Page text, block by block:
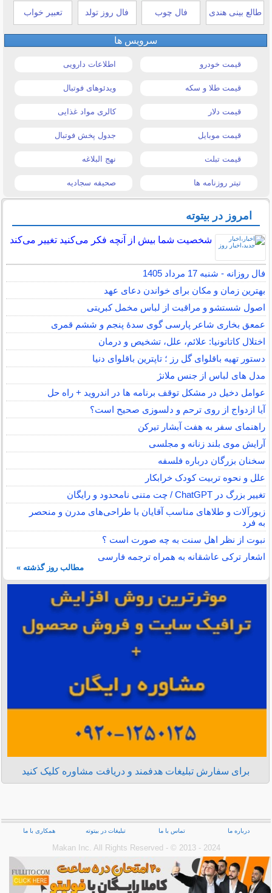
طالع بینی هندی فال چوب فال روز تولد تعبیر خواب
سرویس ها
قیمت خودرو اطلاعات دارویی
قیمت طلا و سکه ویدئوهای فوتبال
قیمت دلار کالری مواد غذایی
قیمت موبایل جدول پخش فوتبال
قیمت تبلت نهج البلاغه
تیتر روزنامه ها صحیفه سجادیه
امروز در بیتوته
شخصیت شما بیش از آنچه فکر می‌کنید تغییر می‌کند
فال روزانه - شنبه 17 مرداد 1405
بهترین زمان و مکان برای خواندن دعای عهد
اصول شستشو و مراقبت از لباس مخمل کبریتی
عمعق بخاری شاعر پارسی گوی سدهٔ پنجم و ششم قمری
اختلال کاتاتونیا: علائم، علل، تشخیص و درمان
دستور تهیه باقلوای گل رز ؛ تاپترین باقلوای دنیا
مدل های لباس از جنس ملانژ
عوامل دخیل در مشکل توقف برنامه ها در اندروید + راه حل
آیا ازدواج از روی ترحم و دلسوزی صحیح است؟
راهنمای سفر به هفت آبشار تیرکن
آرایش موی بلند زنانه و مجلسی
سخنان بزرگان درباره فلسفه
علل و نحوه تربیت کودک خرابکار
تغییر بزرگ در ChatGPT / چت متنی نامحدود و رایگان
زیورآلات و طلاهای مناسب آقایان با طراحی‌های مدرن و منحصر
به فرد
نبوت از نظر اهل سنت به چه صورت است ؟
اشعار ترکی عاشقانه به همراه ترجمه فارسی
مطالب روز گذشته »
برای سفارش تبلیغات هدفمند و دریافت مشاوره کلیک کنید
درباره ما تماس با ما تبلیغات در بیتوته همکاری با ما
Makan Inc.‎ All Rights Reserved - © 2013 - 2024